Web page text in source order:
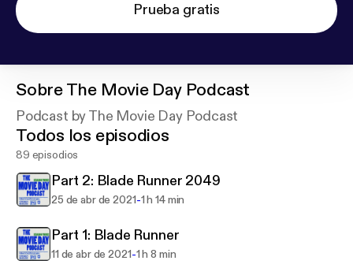
Prueba gratis
SobreThe Movie Day Podcast
Podcast by The Movie Day Podcast
Todos los episodios
89 episodios
Part 2: Blade Runner 2049
25 de abr de 2021-1 h 14 min
Part 1: Blade Runner
11 de abr de 2021-1 h 8 min